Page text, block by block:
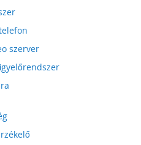
szerver